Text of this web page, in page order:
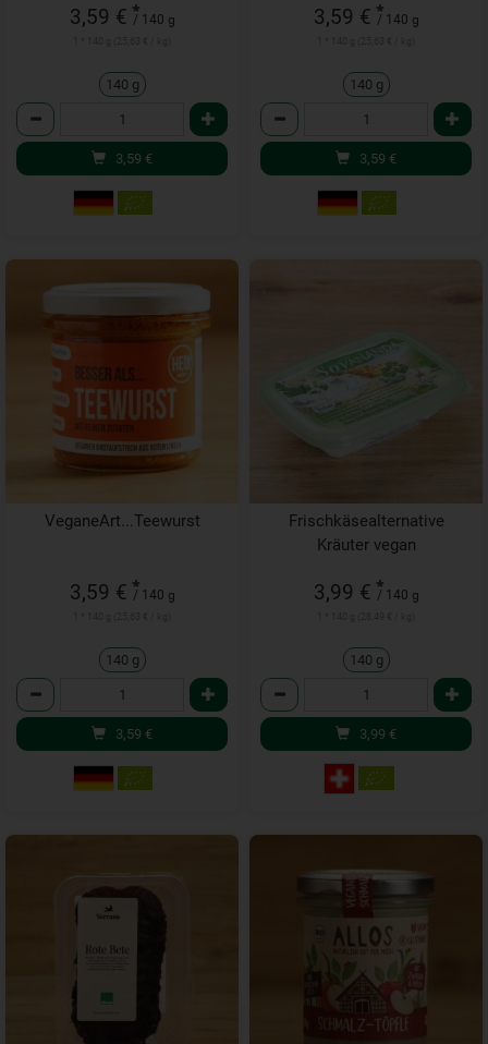
3,59 € *
/ 140 g
140 g
Anzahl
3,59 €
3,59 € *
/ 140 g
140 g
Anzahl
3,59 €
VeganeArt...Teewurst
3,59 € *
/ 140 g
140 g
Anzahl
3,59 €
Frischkäsealternative
Kräuter vegan
3,99 € *
/ 140 g
140 g
Anzahl
3,99 €